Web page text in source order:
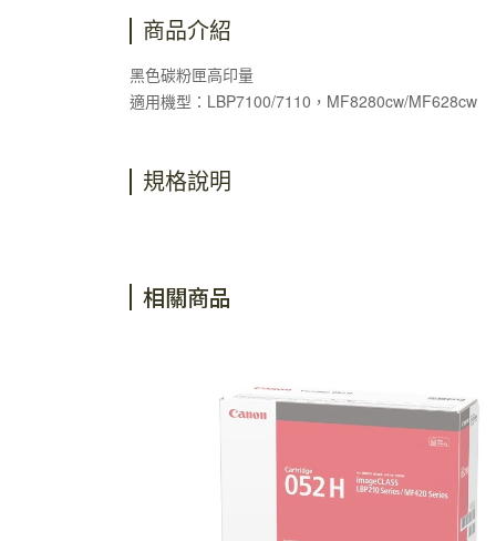
商品介紹
黑色碳粉匣高印量
適用機型：LBP7100/7110，MF8280cw/MF628cw
規格說明
相關商品